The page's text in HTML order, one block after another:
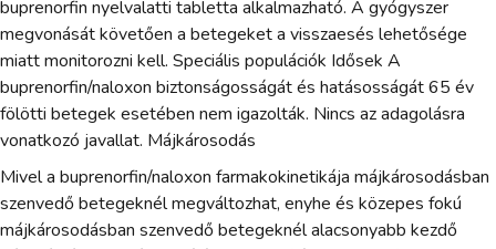
buprenorfin nyelvalatti tabletta alkalmazható. A gyógyszer
megvonását követően a betegeket a visszaesés lehetősége
miatt monitorozni kell. Speciális populációk Idősek A
buprenorfin/naloxon biztonságosságát és hatásosságát 65 év
fölötti betegek esetében nem igazolták. Nincs az adagolásra
vonatkozó javallat. Májkárosodás
Mivel a buprenorfin/naloxon farmakokinetikája májkárosodásban
szenvedő betegeknél megváltozhat, enyhe és közepes fokú
májkárosodásban szenvedő betegeknél alacsonyabb kezdő